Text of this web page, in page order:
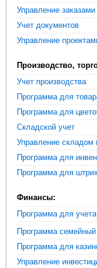
Управление заказами
Учет документов
Управление
Производство,
Учет производства
Программа для
Программа для
Складской учет
Управление складом
Программа для
Программа для
Финансы:
Программа для
Программа
Программа для
Управление